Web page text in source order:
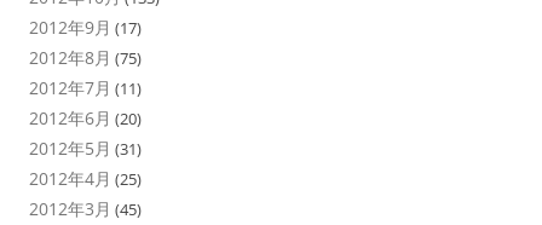
2012年9月 (17)
2012年8月 (75)
2012年7月 (11)
2012年6月 (20)
2012年5月 (31)
2012年4月 (25)
2012年3月 (45)